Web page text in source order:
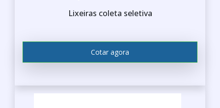
Lixeiras coleta seletiva
Cotar agora